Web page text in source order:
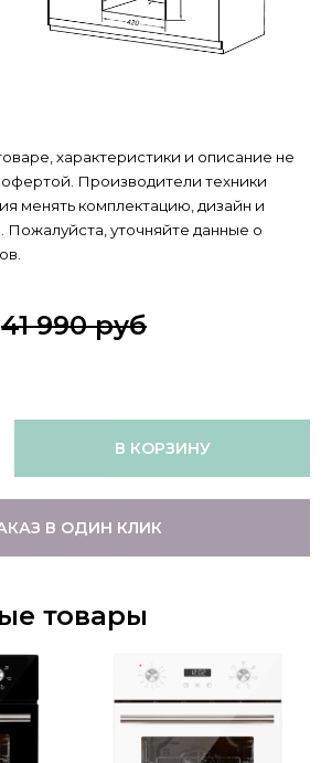
характеристики и описание не
Производители техники
менять комплектацию, дизайн и
Пожалуйста, уточняйте данные о
41 990 руб
В КОРЗИНУ
В ОДИН КЛИК
товары